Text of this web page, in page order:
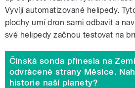
Vyvíjí automatizované helipedy.
plochy umí dron sami odbavit a
své helipedy začnou testovat na
Čínská sonda přinesla na
odvrácené strany Měsíce.
historie naší planety?